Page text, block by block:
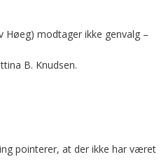
Høeg) modtager ikke genvalg –
B. Knudsen.
pointerer, at der ikke har været